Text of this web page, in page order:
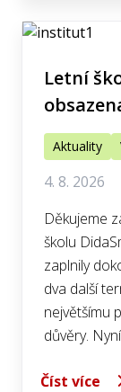
Letní
Aktuality
4. 8. 2026
Děkujeme
školu
zaplnily
dva další
největšímu
důvěry.
Číst více